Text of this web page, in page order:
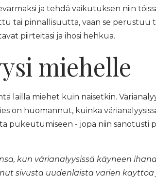
ja tehdä vaikutuksen niin
tai pinnallisuutta, vaan se perustuu
piirteitäsi ja ihosi hehkua.
miehelle
lailla miehet kuin naisetkin.
on huomannut, kuinka
pukeutumiseen - jopa niin sanotusti
kun värianalyysissä käyneen
sivusta uudenlaista värien